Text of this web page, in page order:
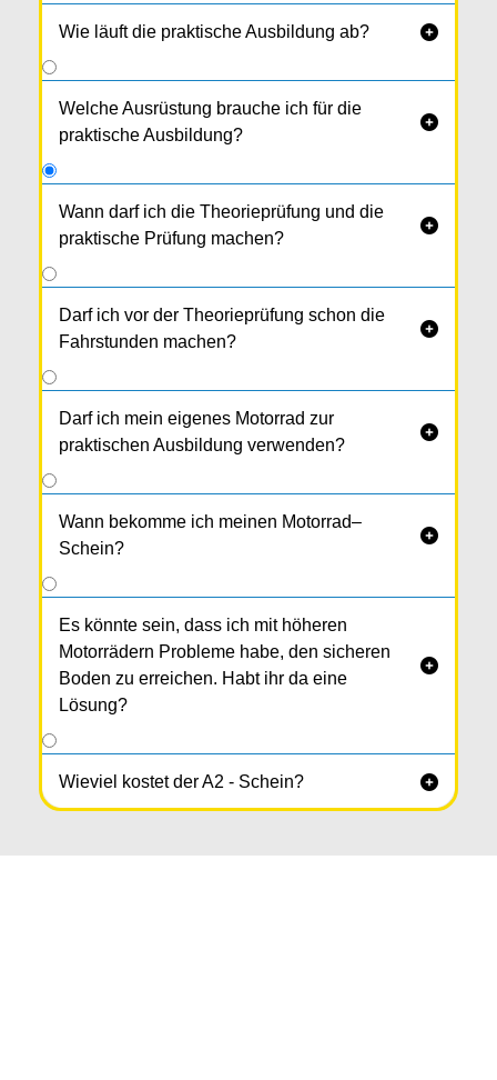
Wie läuft die praktische Ausbildung ab? 
Welche Ausrüstung brauche ich für die
praktische Ausbildung?

Wann darf ich die Theorieprüfung und die
praktische Prüfung machen?

DieTheorieprüfung(= PC-Prüfung) nach dem
Theoriekurs. Zuvor machst du 3 Vor­prüfungen
mit mind. 80% (noch besser sind 3x 90%, dann
Darf ich vor der Theorieprüfung schon die
Fahrstunden machen?

Darf ich mein eigenes Motorrad zur
praktischen Ausbildung verwenden?

Wann bekomme ich meinen Motorrad–
Schein?

Es könnte sein, dass ich mit höheren
Motorrädern Probleme habe, den sicheren
Boden zu erreichen. Habt ihr da eine
Lösung?

Wieviel kostet der A2 - Schein? 